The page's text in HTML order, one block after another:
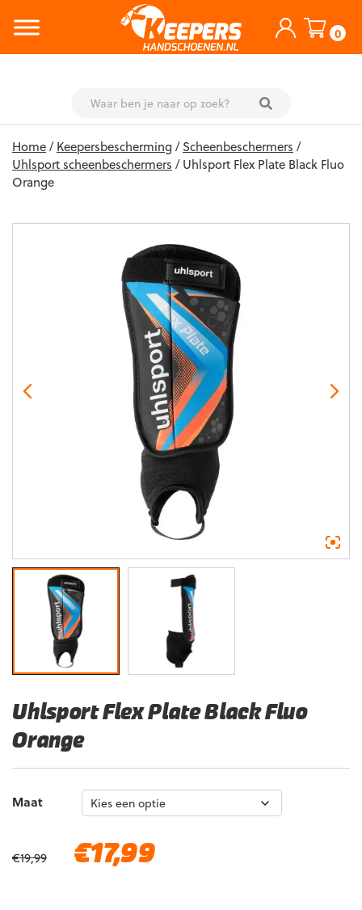
0
content
Home/Keepersbescherming/Scheenbeschermers /
Uhlsport scheenbeschermers / Uhlsport Flex Plate Black Fluo
Orange
Uhlsport Flex Plate Black Fluo
Orange
Maat
€19,99
Oorspronkelijke
€17,99